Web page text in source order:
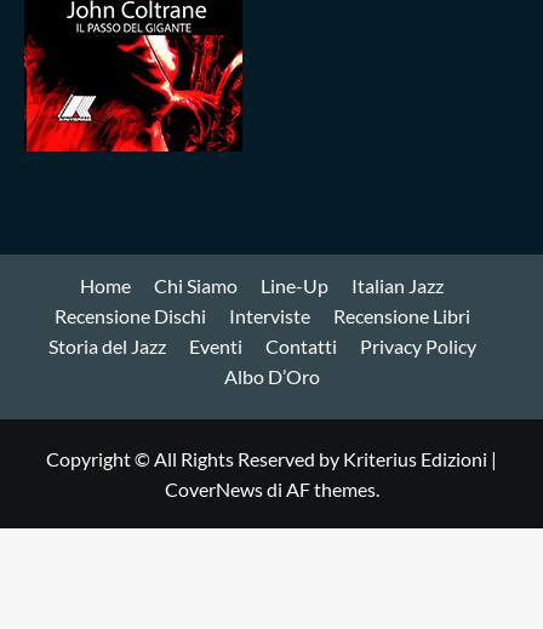
Home Chi Siamo Line-Up
Italian Jazz
Recensione Dischi
Interviste
Recensione Libri
Storia del Jazz
Eventi Contatti
Privacy Policy
Albo D’Oro
Copyright © All Rights Reserved by Kriterius Edizioni |
CoverNewsdi AF themes.